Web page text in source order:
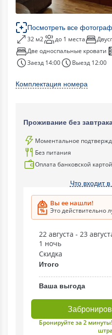
Посмотреть все
32 м2 до 1 места
Две односпальные кровати
Заезд 14:00
Выезд 12:00
Комплектация номера
Проживание без
Моментальное
Без питания
Оплата банковской картой
Что входит
Вы ее нашли!
Это действительно
22 августа - 23
1 ночь
Скидка
Итого
Ваша выгода
Бронируйте за 2